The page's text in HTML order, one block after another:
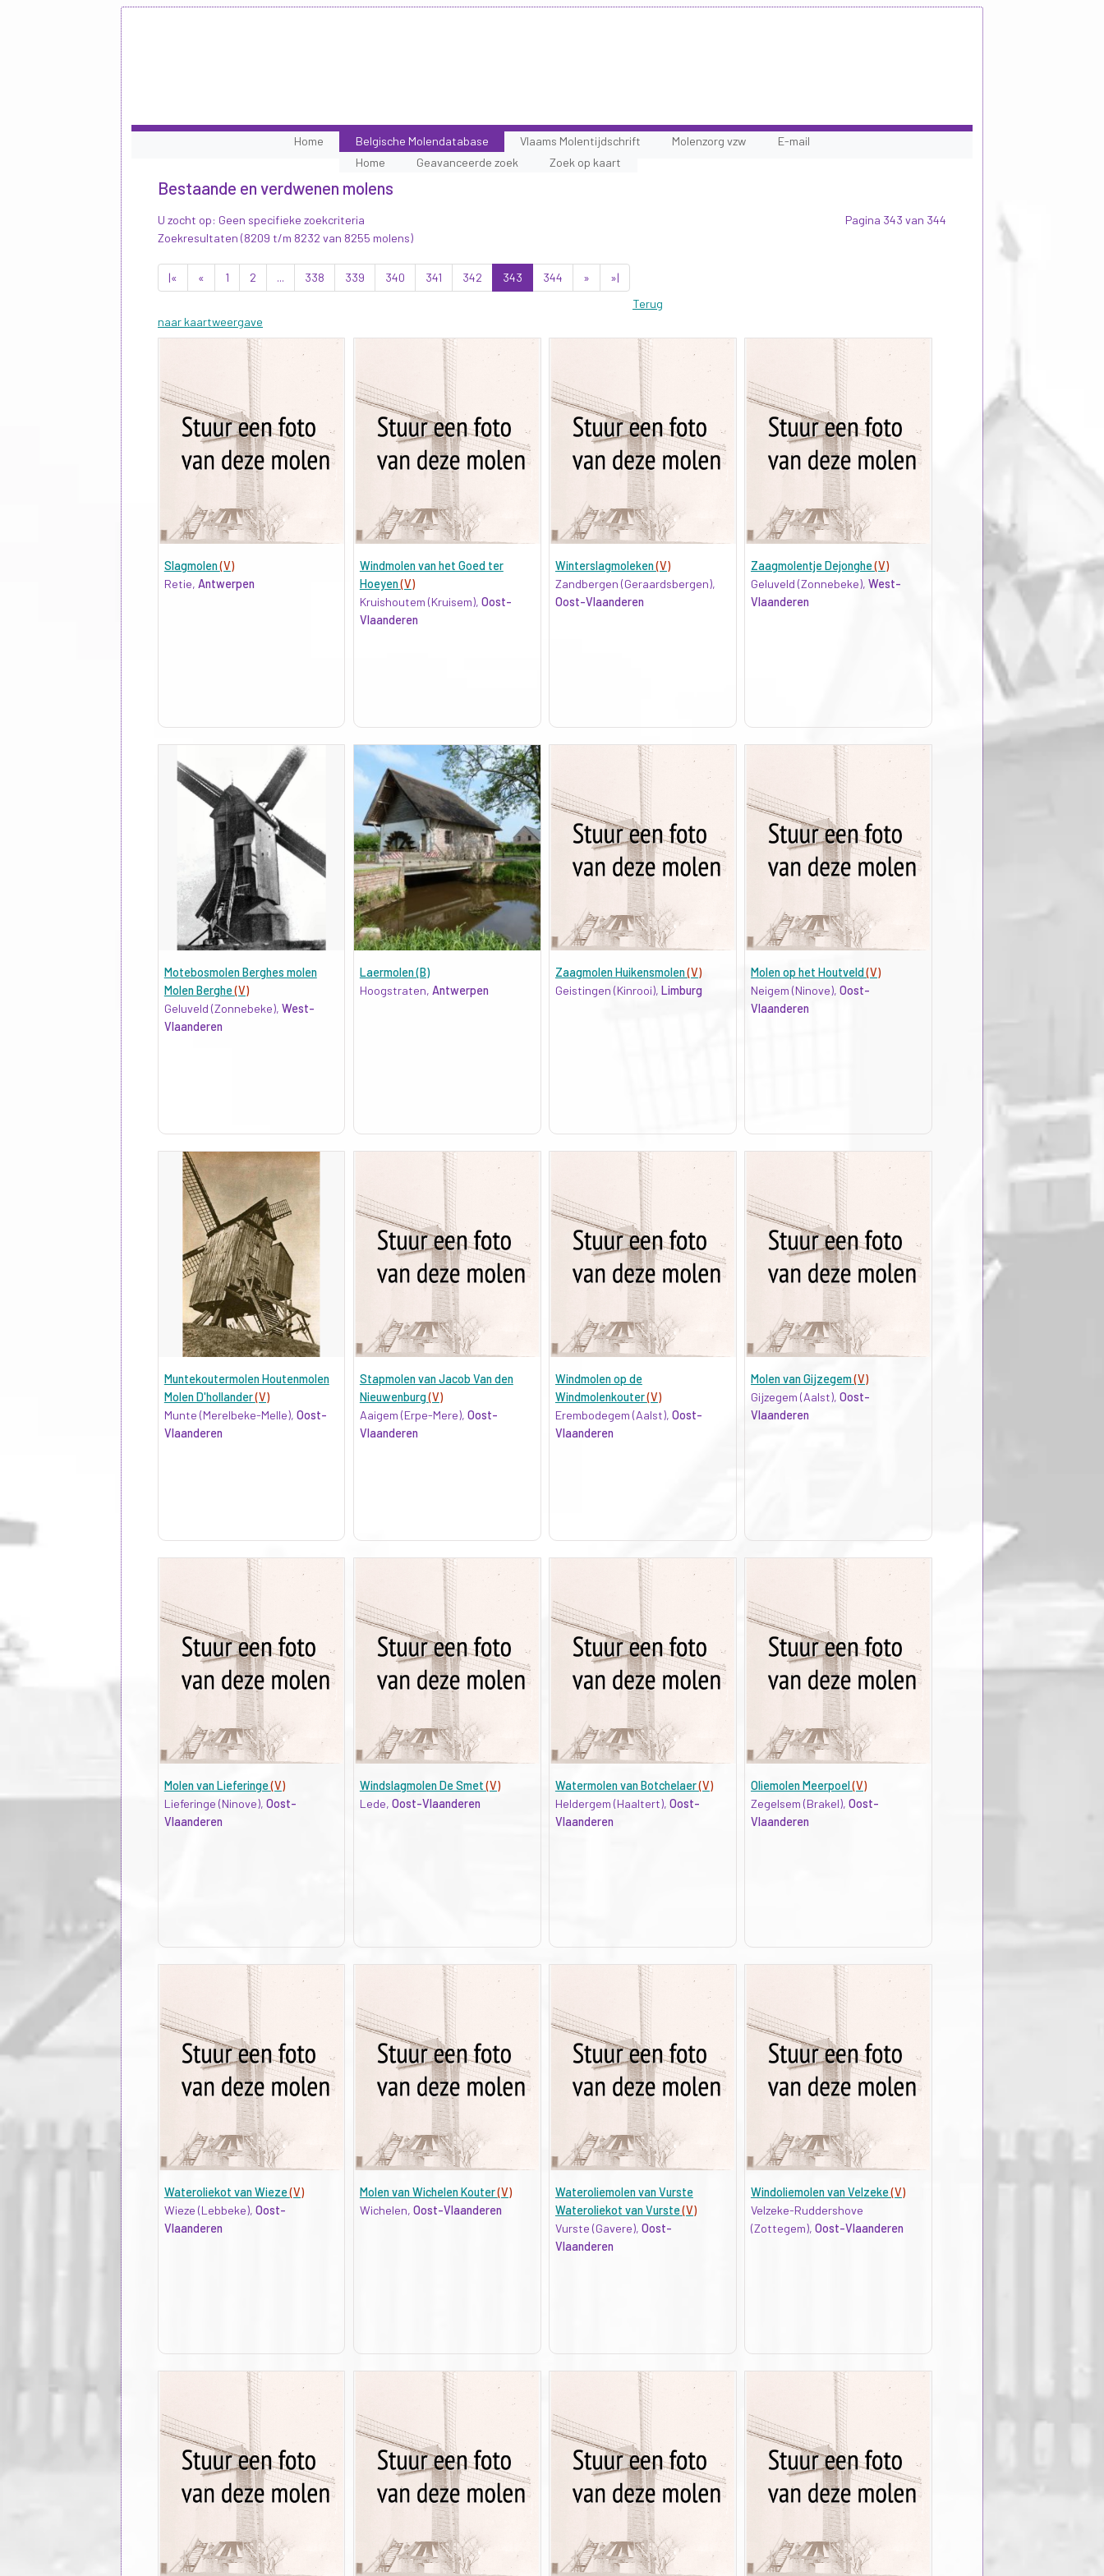
Home
Belgische Molendatabase
Home
Geavanceerde zoek Zoek op kaart
Vlaams Molentijdschrift Molenzorg vzw E-mail
Bestaande en verdwenen molens
U zocht op: Geen specifieke zoekcriteria
Zoekresultaten (8209 t/m 8232 van 8255 molens)
|« « 1 2 ... 338 339 340 341 342 343 344 »
»|
Terug
naar kaartweergave
Pagina 343 van 344
Slagmolen(V)
Retie, Antwerpen
Windmolen van het Goed ter
Hoeyen(V)
Kruishoutem (Kruisem), Oost-
Vlaanderen
Winterslagmoleken(V)
Zandbergen (Geraardsbergen),
Oost-Vlaanderen
Zaagmolentje Dejonghe(V)
Geluveld (Zonnebeke), West-
Vlaanderen
Motebosmolen Berghes molen
Molen Berghe(V)
Geluveld (Zonnebeke), West-
Vlaanderen
Laermolen (B)
Hoogstraten, Antwerpen
Zaagmolen Huikensmolen(V)
Geistingen (Kinrooi), Limburg
Molen op het Houtveld(V)
Neigem (Ninove), Oost-
Vlaanderen
Muntekoutermolen Houtenmolen
Molen D'hollander(V)
Munte (Merelbeke-Melle), Oost-
Vlaanderen
Stapmolen van Jacob Van den
Nieuwenburg(V)
Aaigem (Erpe-Mere), Oost-
Vlaanderen
Windmolen op de
Windmolenkouter(V)
Erembodegem (Aalst), Oost-
Vlaanderen
Molen van Gijzegem(V)
Gijzegem (Aalst), Oost-
Vlaanderen
Molen van Lieferinge(V)
Lieferinge (Ninove), Oost-
Vlaanderen
Windslagmolen De Smet(V)
Lede, Oost-Vlaanderen
Watermolen van Botchelaer(V)
Heldergem (Haaltert), Oost-
Vlaanderen
Oliemolen Meerpoel(V)
Zegelsem (Brakel), Oost-
Vlaanderen
Wateroliekot van Wieze(V)
Wieze (Lebbeke), Oost-
Vlaanderen
Molen van Wichelen Kouter(V)
Wichelen, Oost-Vlaanderen
Wateroliemolen van Vurste
Wateroliekot van Vurste(V)
Vurste (Gavere), Oost-
Vlaanderen
Windoliemolen van Velzeke(V)
Velzeke-Ruddershove
(Zottegem), Oost-Vlaanderen